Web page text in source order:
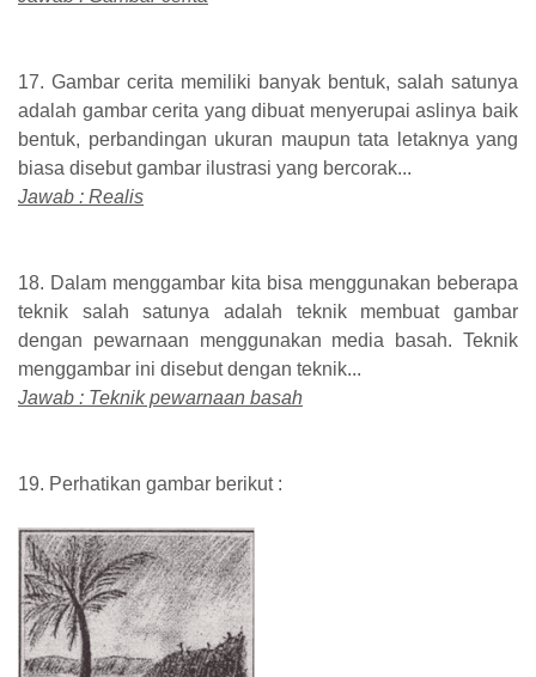
17. Gambar cerita memiliki banyak bentuk, salah satunya
adalah gambar cerita yang dibuat menyerupai aslinya baik
bentuk, perbandingan ukuran maupun tata letaknya yang
biasa disebut gambar ilustrasi yang bercorak...
Jawab : Realis
18. Dalam menggambar kita bisa menggunakan beberapa
teknik salah satunya adalah teknik membuat gambar
dengan pewarnaan menggunakan media basah. Teknik
menggambar ini disebut dengan teknik...
Jawab : Teknik pewarnaan basah
19. Perhatikan gambar berikut :